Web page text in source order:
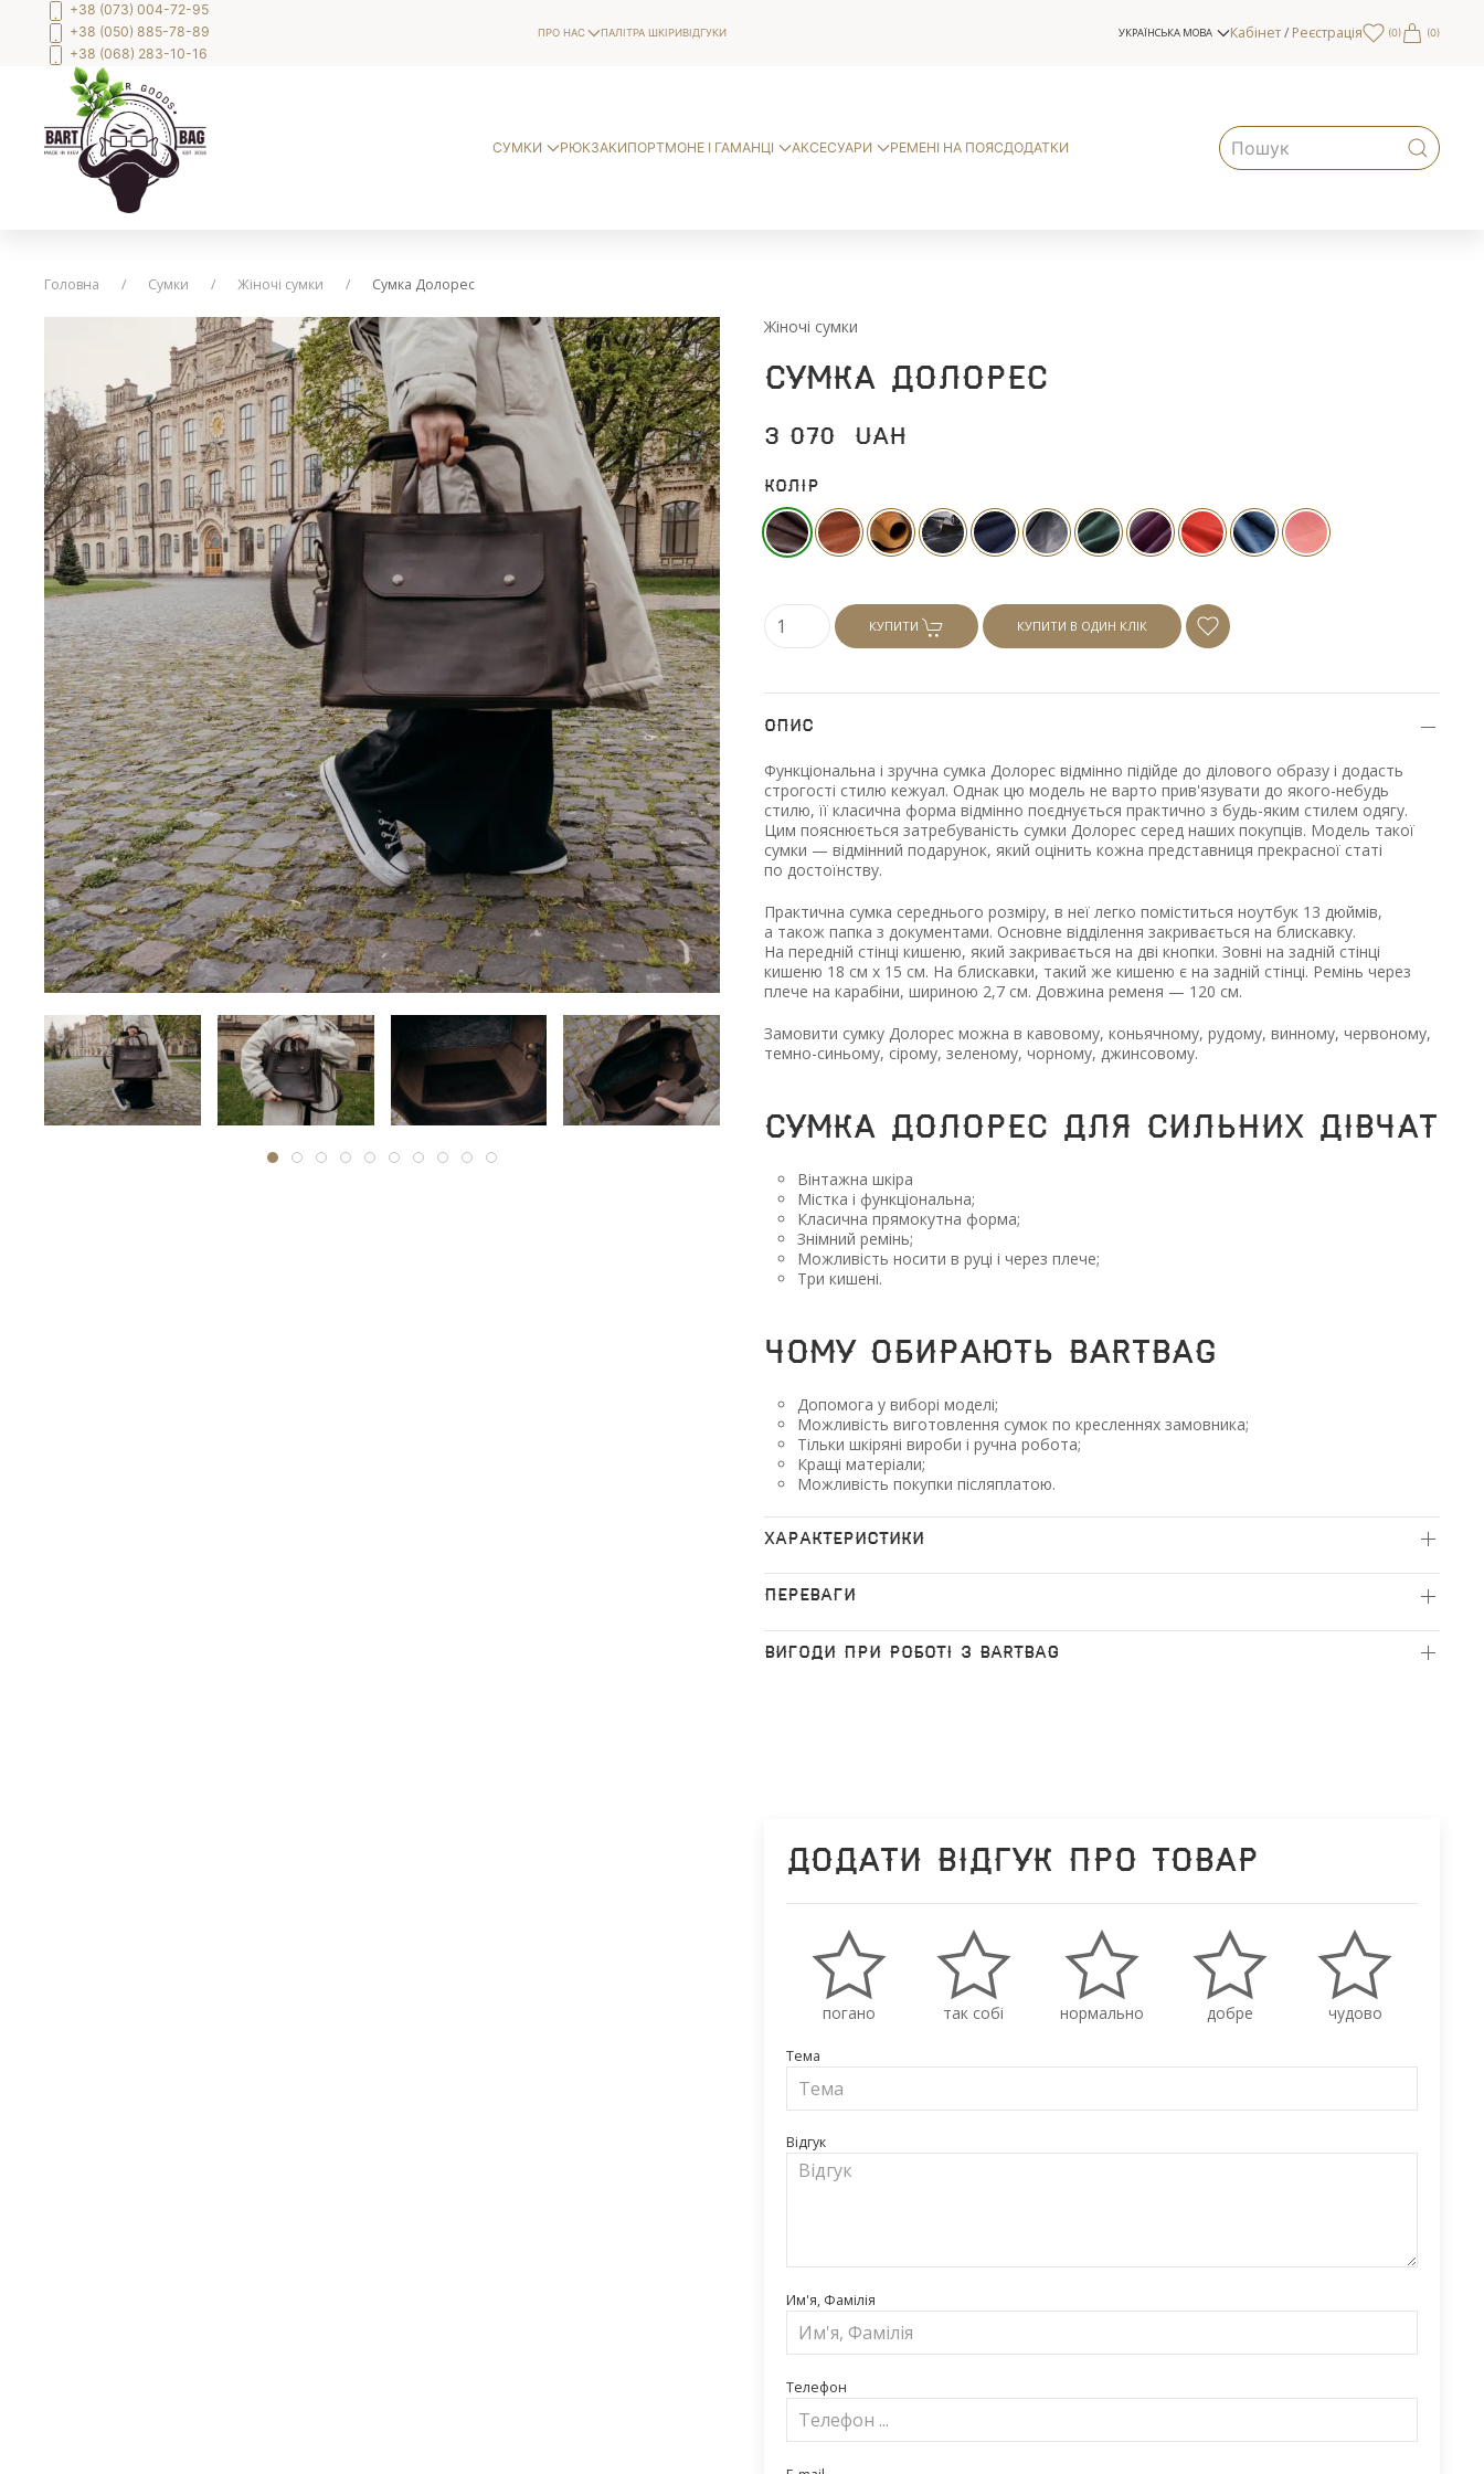
+38 (073) 004-72-95
+38 (050) 885-78-89
+38 (068) 283-10-16
ПРО НАС ПАЛІТРА ШКІРИВІДГУКИ УКРАЇНСЬКА МОВА Кабінет/Реєстрація (0) (0)
СУМКИ РЮКЗАКИПОРТМОНЕ І ГАМАНЦІ АКСЕСУАРИ РЕМЕНІ НА ПОЯСДОДАТКИ
Головна Сумки Жіночі сумки Сумка Долорес
Жіночі сумки
Сумка Долорес
3 070 UAH
Колір
КУПИТИ КУПИТИ В ОДИН КЛІК
Опис
Функціональна і зручна сумка Долорес відмінно підійде до ділового образу і додасть
строгості стилю кежуал. Однак цю модель не варто прив'язувати до якого-небудь
стилю, її класична форма відмінно поєднується практично з будь-яким стилем одягу.
Цим пояснюється затребуваність сумки Долорес серед наших покупців. Модель такої
сумки — відмінний подарунок, який оцінить кожна представниця прекрасної статі
по достоїнству.
Практична сумка середнього розміру, в неї легко поміститься ноутбук 13 дюймів,
а також папка з документами. Основне відділення закривається на блискавку.
На передній стінці кишеню, який закривається на дві кнопки. Зовні на задній стінці
кишеню 18 см х 15 см. На блискавки, такий же кишеню є на задній стінці. Ремінь через
плече на карабіни, шириною 2,7 см. Довжина ременя — 120 см.
Замовити сумку Долорес можна в кавовому, коньячному, рудому, винному, червоному,
темно-синьому, сірому, зеленому, чорному, джинсовому.
Сумка Долорес для сильних дівчат
Вінтажна шкіра
Містка і функціональна;
Класична прямокутна форма;
Знімний ремінь;
Можливість носити в руці і через плече;
Три кишені.
Чому обирають BARTBAG
Допомога у виборі моделі;
Можливість виготовлення сумок по кресленнях замовника;
Тільки шкіряні вироби і ручна робота;
Кращі матеріали;
Можливість покупки післяплатою.
ХАРАКТЕРИСТИКИ
ПЕРЕВАГИ
ВИГОДИ ПРИ РОБОТІ З BARTBAG
Додати відгук про товар
погано так собі нормально добре чудово
Тема
Відгук
Им'я, Фамілія
Телефон